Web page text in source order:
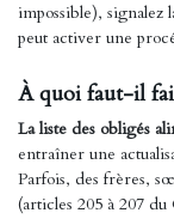
impossible), signalez
peut activer une
À quoi faut-il
La liste des obligés
entraîner une
Parfois, des frères,
(articles 205 à 207